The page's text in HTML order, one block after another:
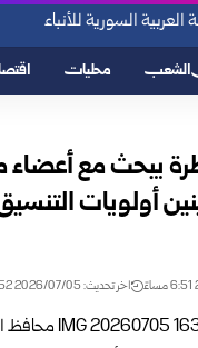
محليات
يبحث مع
أولويات
اخر تحديث: 2026/07/05 6:52 مساءً